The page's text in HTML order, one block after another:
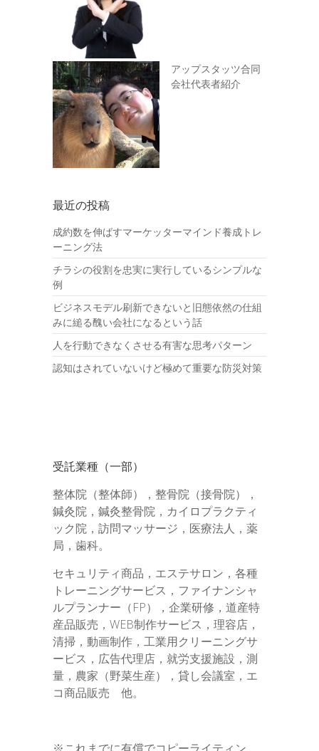
アップスタッツ合同
会社代表者紹介
最近の投稿
成約数を伸ばすマーケッターマインド養成トレ
ーニング法
チラシの役割を忠実に実行しているシンプルな
例
ビジネスモデル刷新できないと旧態依然の仕組
みに縋る醜い会社になるという話
人を行動できなくさせる有害な思考パターン
認知はされていないけど極めて重要な防災対策
受託業種（一部）
整体院（整体師），整骨院（接骨院），
鍼灸院，鍼灸整骨院，カイロプラクティ
ック院，訪問マッサージ，医療法人，薬
局，歯科。
セキュリティ商品，エステサロン，各種
トレーニングサービス，ファイナンシャ
ルプランナー（FP），企業研修，道産特
産品販売，WEB制作サービス，理容店，
清掃，動画制作，工業用クリーニングサ
ービス，広告代理店，就労支援施設，測
量，農家（野菜生産），貸し会議室，エ
コ商品販売 他。